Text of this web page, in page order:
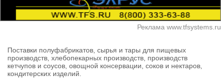
Реклама www.tfsystems.ru
Поставки полуфабрикатов, сырья и тары для пищевых
производств, хлебопекарных производств, производств
кетчупов и соусов, овощной консервации, соков и нектаров,
кондитерских изделий.